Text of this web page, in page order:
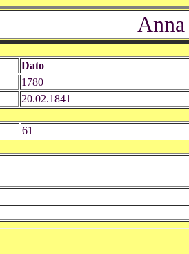
Anna
Dato
1780
20.02.1841
61